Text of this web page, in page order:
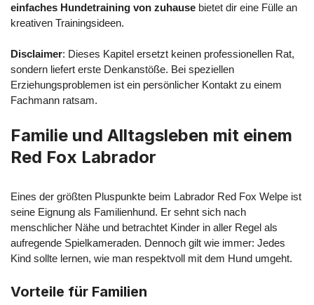
einfaches Hundetraining von zuhause bietet dir eine Fülle an
kreativen Trainingsideen.
Disclaimer: Dieses Kapitel ersetzt keinen professionellen Rat,
sondern liefert erste Denkanstöße. Bei speziellen
Erziehungsproblemen ist ein persönlicher Kontakt zu einem
Fachmann ratsam.
Familie und Alltagsleben mit einem
Red Fox Labrador
Eines der größten Pluspunkte beim Labrador Red Fox Welpe ist
seine Eignung als Familienhund. Er sehnt sich nach
menschlicher Nähe und betrachtet Kinder in aller Regel als
aufregende Spielkameraden. Dennoch gilt wie immer: Jedes
Kind sollte lernen, wie man respektvoll mit dem Hund umgeht.
Vorteile für Familien